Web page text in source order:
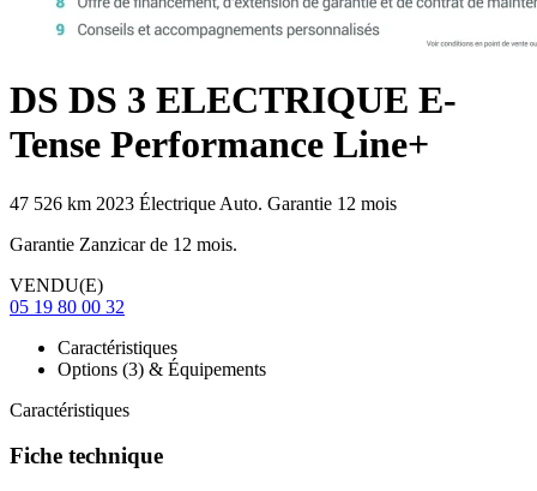
DS DS 3 ELECTRIQUE E-
Tense Performance Line+
47 526 km 2023 Électrique Auto. Garantie 12 mois
Garantie Zanzicar de 12 mois.
VENDU(E)
05 19 80 00 32
Caractéristiques
Options (3) & Équipements
Caractéristiques
Fiche technique